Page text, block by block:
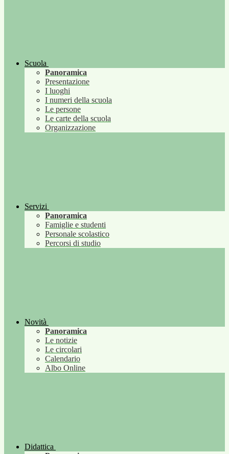
Scuola
Panoramica
Presentazione
I luoghi
I numeri della scuola
Le persone
Le carte della scuola
Organizzazione
Servizi
Panoramica
Famiglie e studenti
Personale scolastico
Percorsi di studio
Novità
Panoramica
Le notizie
Le circolari
Calendario
Albo Online
Didattica